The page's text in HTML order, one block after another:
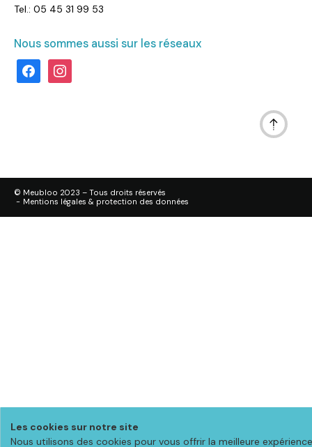
Les cookies sur notre site
Nous utilisons des cookies pour vous offrir la meilleure expérience
Tel.: 05 45 31 99 53
Nous sommes aussi sur les réseaux
facebookinstagram
© Meubloo 2023 – Tous droits réservés
- Mentions légales & protection des données